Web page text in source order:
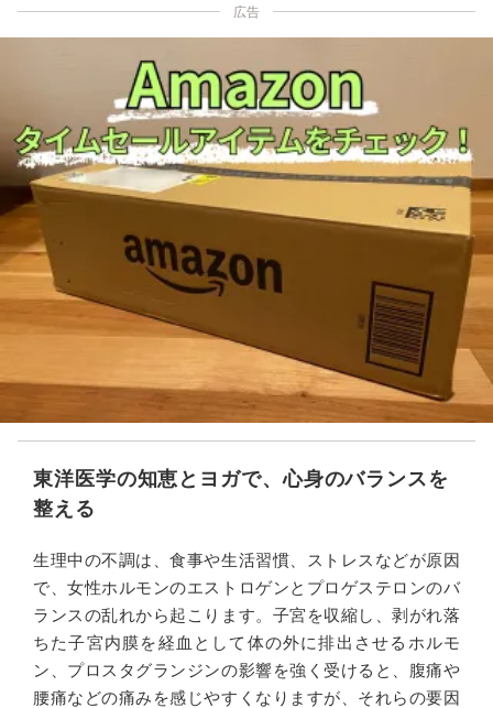
広告
東洋医学の知恵とヨガで、心身のバランスを
整える
生理中の不調は、食事や生活習慣、ストレスなどが原因
で、女性ホルモンのエストロゲンとプロゲステロンのバ
ランスの乱れから起こります。子宮を収縮し、剥がれ落
ちた子宮内膜を経血として体の外に排出させるホルモ
ン、プロスタグランジンの影響を強く受けると、腹痛や
腰痛などの痛みを感じやすくなりますが、それらの要因